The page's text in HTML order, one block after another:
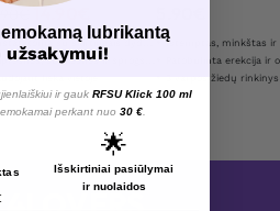
14.90
su skirtingais dydžiais
sunkesnės ir sprogstamesnės erekcijos
Ištemptas, minkštas ir
Patobulinta erekcija ir
3 varpos žiedų rinkinys
lubrikantą
užsakymui!
ir gauk RFSU Klick 100 ml
perkant nuo 30 €
🌟
Išskirtiniai pasiūlymai
ir nuolaidos